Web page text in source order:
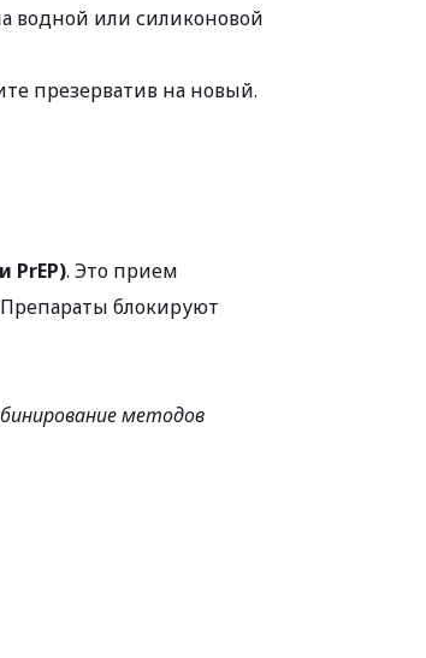
водной или силиконовой
презерватив на новый.
PrEP). Это прием
блокируют
методов